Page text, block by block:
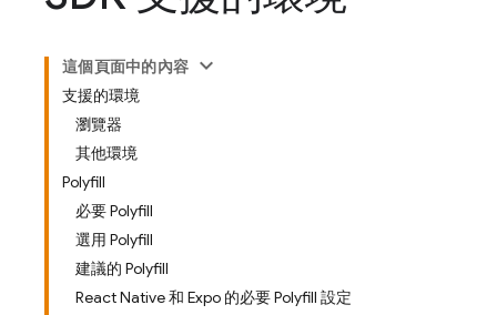
這個頁面中的內容
支援的環境
瀏覽器
其他環境
Polyfill
必要 Polyfill
選用 Polyfill
建議的 Polyfill
React Native 和 Expo 的必要 Polyfill 設定